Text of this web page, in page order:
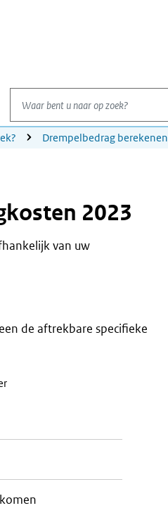
Waar bent u naar op zoek?
Drempelbedrag berekenen
2023
van uw
de aftrekbare specifieke